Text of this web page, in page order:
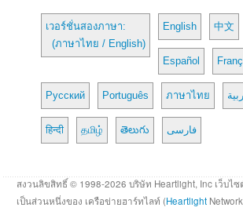
เวอร์ชั่นสองภาษา:
(ภาษาไทย / English)
English 中文
Español
Русский Português ภาษาไทย
हिन्दी தமிழ் తెలుగు فارسی
สงวนลิขสิทธิ์ © 1998-2026 บริษัท Heartlight, Inc เว็บไซ
เป็นส่วนหนึ่งของ เครือข่ายฮาร์ทไลท์ (Heartlight